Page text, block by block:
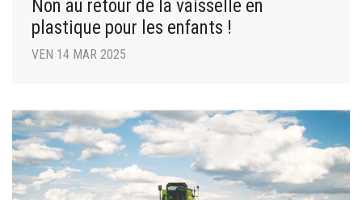
Non au retour de la vaisselle en
plastique pour les enfants !
VEN 14 MAR 2025